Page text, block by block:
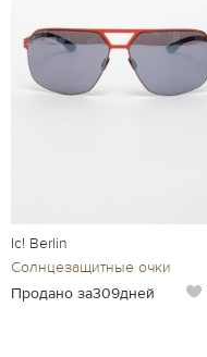
Ic! Berlin
Солнцезащитные очки
Продано за309дней